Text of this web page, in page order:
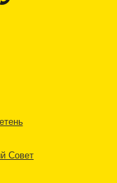
Совет